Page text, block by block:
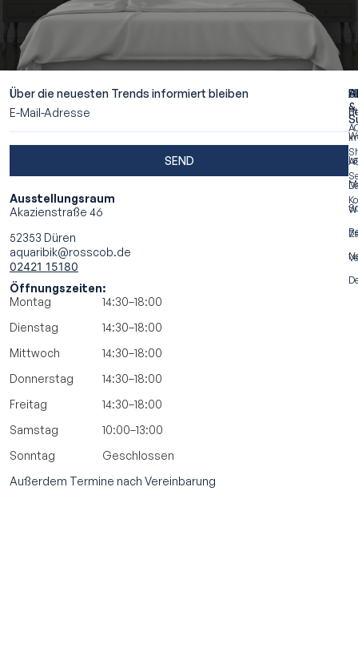
Über die neuesten Trends informiert bleiben
SEND
Ausstellungsraum
Akazienstraße 46
52353 Düren
aquaribik@rosscob.de
02421 15180
Öffnungszeiten:
Montag
14:30–18:00
Dienstag
14:30–18:00
Mittwoch
14:30–18:00
Donnerstag
14:30–18:00
Freitag
14:30–18:00
Samstag
10:00–13:00
Sonntag
Geschlossen
Außerdem Termine nach Vereinbarung
&